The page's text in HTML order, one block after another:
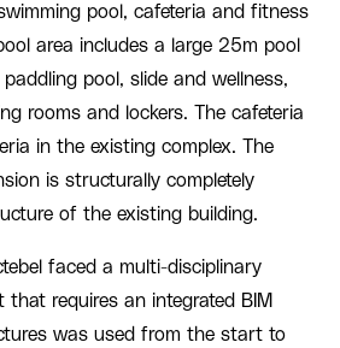
pool, cafeteria and fitness
area includes a large 25m pool
pool, slide and wellness,
rooms and lockers. The cafeteria
in the existing complex. The
is structurally completely
of the existing building.
faced a multi-disciplinary
requires an integrated BIM
was used from the start to